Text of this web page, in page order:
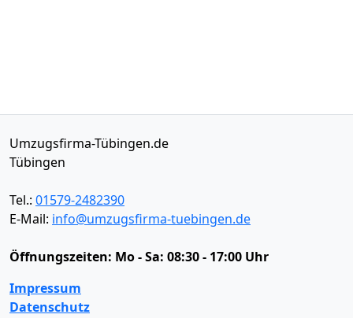
Umzugsfirma-Tübingen.de
Tübingen
Tel.: 01579-2482390
E-Mail: info@umzugsfirma-tuebingen.de
Öffnungszeiten: Mo - Sa: 08:30 - 17:00 Uhr
Impressum
Datenschutz